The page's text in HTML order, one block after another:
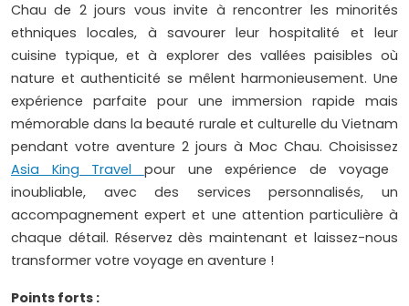
Chau de 2 jours vous invite à rencontrer les minorités
ethniques locales, à savourer leur hospitalité et leur
cuisine typique, et à explorer des vallées paisibles où
nature et authenticité se mêlent harmonieusement. Une
expérience parfaite pour une immersion rapide mais
mémorable dans la beauté rurale et culturelle du Vietnam
pendant votre aventure 2 jours à Moc Chau. Choisissez
Asia King Travel pour une expérience de voyage
inoubliable, avec des services personnalisés, un
accompagnement expert et une attention particulière à
chaque détail. Réservez dès maintenant et laissez-nous
transformer votre voyage en aventure !
Points forts :